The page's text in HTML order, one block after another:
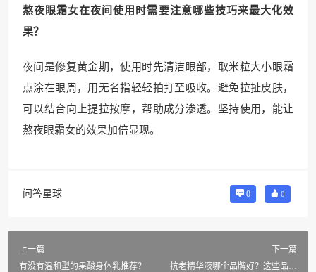
熬夜眼霜女在夜间使用时需要注意哪些技巧来最大化效
果？
夜间是修复黄金期，使用时先清洁眼部，取米粒大小眼霜
点涂在眼周，用无名指轻轻拍打至吸收。避免拉扯皮肤，
可以结合向上提拉按摩，帮助成分渗透。坚持使用，能让
熬夜眼霜女的效果加倍显现。
问答星球 0 0
上一篇
有没有温和型的果酸身体乳推荐？
下一篇
抗老精华液哪个品牌好？这些品牌